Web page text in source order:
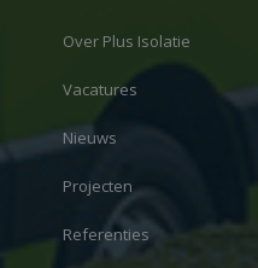
Over Plus Isolatie
Vacatures
Nieuws
Projecten
Referenties